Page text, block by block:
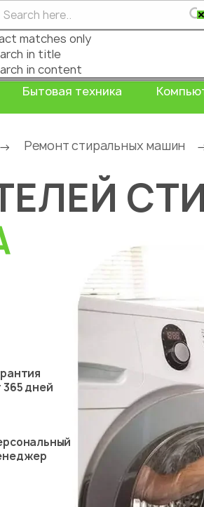
matches only
in title
in content
Бытовая техника
→ Ремонт стиральных машин
365 дней